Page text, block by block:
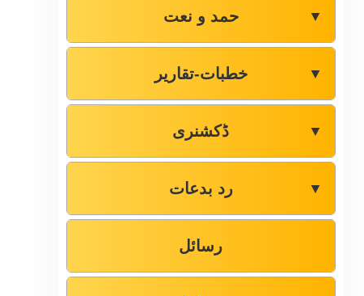
حمد و نعت ▼
خطبات-تقاریر ▼
ڈکشنری ▼
رد بدعات ▼
رسائل